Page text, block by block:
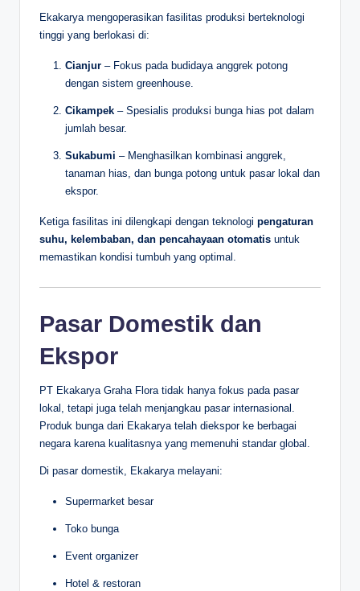
Ekakarya mengoperasikan fasilitas produksi berteknologi
tinggi yang berlokasi di:
Cianjur – Fokus pada budidaya anggrek potong
dengan sistem greenhouse.
Cikampek – Spesialis produksi bunga hias pot dalam
jumlah besar.
Sukabumi – Menghasilkan kombinasi anggrek,
tanaman hias, dan bunga potong untuk pasar lokal dan
ekspor.
Ketiga fasilitas ini dilengkapi dengan teknologi pengaturan
suhu, kelembaban, dan pencahayaan otomatis untuk
memastikan kondisi tumbuh yang optimal.
Pasar Domestik dan
Ekspor
PT Ekakarya Graha Flora tidak hanya fokus pada pasar
lokal, tetapi juga telah menjangkau pasar internasional.
Produk bunga dari Ekakarya telah diekspor ke berbagai
negara karena kualitasnya yang memenuhi standar global.
Di pasar domestik, Ekakarya melayani:
Supermarket besar
Toko bunga
Event organizer
Hotel & restoran